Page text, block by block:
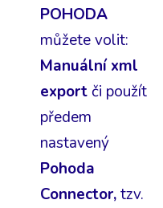
POHODA
můžete volit:
Manuální xml
exportči použít
předem
nastavený
Pohoda
Connector,tzv.